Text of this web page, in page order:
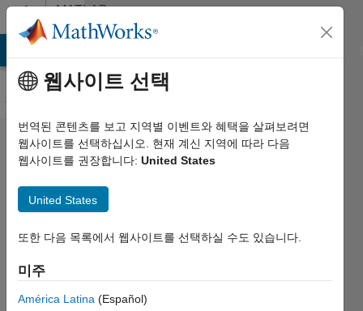
콘텐츠로 바로 가기
MATLAB
Answers
LKTrackShow.m
need help in
making arrows
of Draw speed
lines
M
Shujah
웹사이트 선택
번역된 콘텐츠를 보고 지역별 이벤트와 혜택을 살펴보려면
웹사이트를 선택하십시오. 현재 계신 지역에 따라 다음
웹사이트를 권장합니다: United States
United States
또한 다음 목록에서 웹사이트를 선택하실 수도 있습니다.
미주
América Latina (Español)